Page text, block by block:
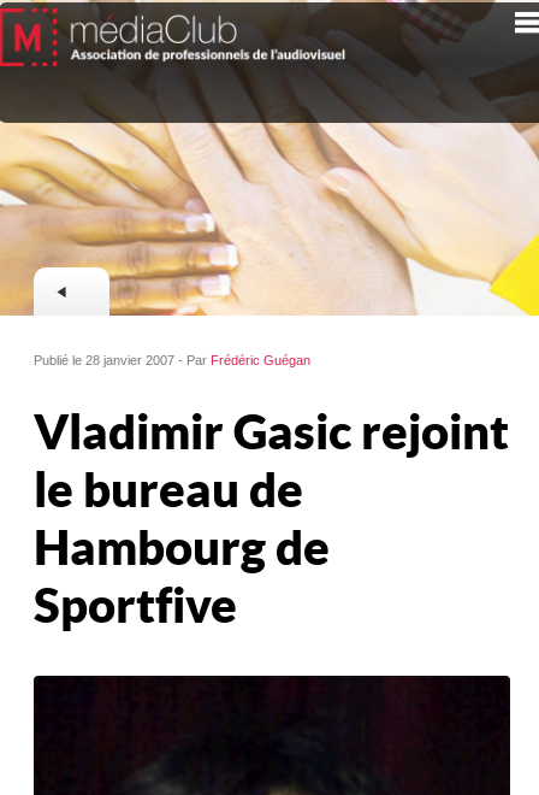
Publié le 28 janvier 2007 - Par Frédéric Guégan
Vladimir Gasic rejoint
le bureau de
Hambourg de
Sportfive